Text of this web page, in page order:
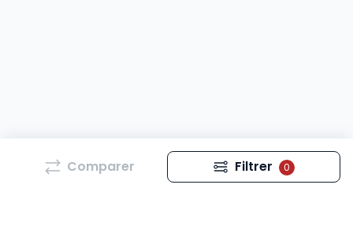
Comparer Filtrer 0